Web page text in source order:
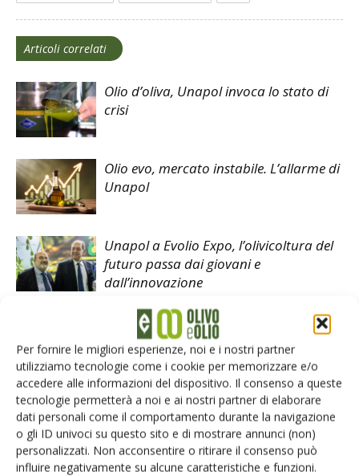
Per fornire le migliori esperienze, noi e i nostri partner
utilizziamo tecnologie come i cookie per memorizzare e/o
accedere alle informazioni del dispositivo. Il consenso a queste
tecnologie permetterà a noi e ai nostri partner di elaborare
dati personali come il comportamento durante la navigazione
o gli ID univoci su questo sito e di mostrare annunci (non)
personalizzati. Non acconsentire o ritirare il consenso può
influire negativamente su alcune caratteristiche e funzioni.
Articoli correlati
Olio d’oliva, Unapol invoca lo stato di
crisi
Olio evo, mercato instabile. L’allarme di
Unapol
Unapol a Evolio Expo, l’olivicoltura del
futuro passa dai giovani e
dall’innovazione
LASCIA UN COMMENTO